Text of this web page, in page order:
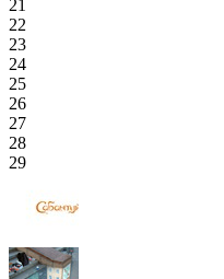
21
22
23
24
25
26
27
28
29